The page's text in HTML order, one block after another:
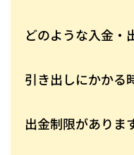
したい金額と詳細を
どのような入金・
全・安心して使える
出金には使えないも
が必要です。
引き出しにかかる
よっても異なります
出金制限がありま